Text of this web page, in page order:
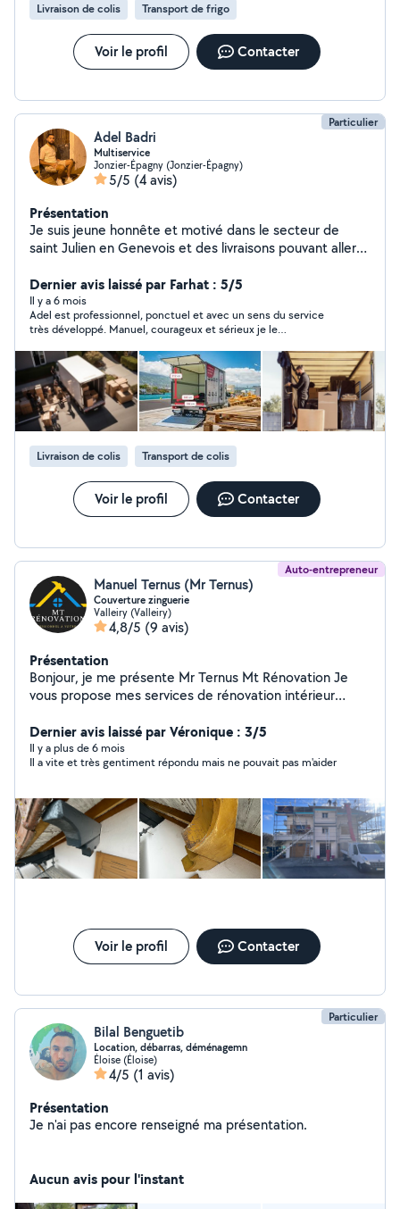
Livraison de colis Transport de frigo
Voir le profil Contacter
Particulier
Adel Badri
Multiservice
Jonzier-Épagny (Jonzier-Épagny)
5/5 (4 avis)
Présentation
Je suis jeune honnête et motivé dans le secteur de
saint Julien en Genevois et des livraisons pouvant aller
des bras en plus si besoin
Dernier avis laissé par Farhat : 5/5
Il y a 6 mois
Adel est professionnel, ponctuel et avec un sens du service
très développé. Manuel, courageux et sérieux je le
bonne connaissance de ses prestations.
Livraison de colis Transport de colis
Voir le profil Contacter
Auto-entrepreneur
Manuel Ternus (Mr Ternus)
Couverture zinguerie
Valleiry (Valleiry)
4,8/5 (9 avis)
Présentation
Bonjour, je me présente Mr Ternus Mt Rénovation Je
vous propose mes services de rénovation intérieur
toiture des Moussages, toiture hydrofuge Travaux de
toiture, étanchéité Ravalement de façade, peinture
intérieur extérieur, boiseries volets Habillage,
déplacement gratuit travaux soigné intervention rapide
Pour toute demande de travaux, n'hésitez pas à me
contacter MT rénovation Pour des rénovations, au-delà
de votre imagination
Dernier avis laissé par Véronique : 3/5
Il y a plus de 6 mois
Il a vite et très gentiment répondu mais ne pouvait pas m'aider
Voir le profil Contacter
Particulier
Bilal Benguetib
Location, débarras, déménagemn
Éloise (Éloise)
4/5 (1 avis)
Présentation
Je n'ai pas encore renseigné ma présentation.
Aucun avis pour l'instant